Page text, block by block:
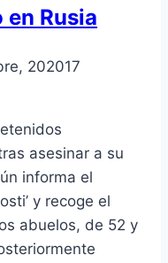
Rusia
202017
asesinar a su
informa el
y recoge el
abuelos, de 52 y